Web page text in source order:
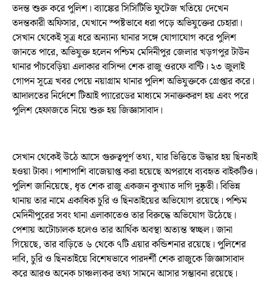
তদন্ত শুরু করে পুলিশ। ব্যাঙ্কের সিসিটিভি ফুটেজ খতিয়ে দেখেন
তদন্তকারী অফিসার, যেখানে স্পষ্টভাবে ধরা পড়ে অভিযুক্তের চেহারা।
সেখান থেকেই সূত্র ধরে অন্যান্য থানার সঙ্গে যোগাযোগ করে পুলিশ
জানতে পারে, অভিযুক্ত হলেন পশ্চিম মেদিনীপুর জেলার খড়গপুর টাউন
থানার পাঁচবেড়িয়া এলাকার বাসিন্দা শেক রাজু ওরফে বান্টি। ২৩ জুলাই
গোপন সূত্রে খবর পেয়ে নয়াগ্রাম থানার পুলিশ অভিযুক্তকে গ্রেপ্তার করে।
আদালতের নির্দেশে টিআই প্যারেডের মাধ্যমে সনাক্তকরণ হয় এবং পরে
পুলিশ হেফাজতে নিয়ে শুরু হয় জিজ্ঞাসাবাদ।
সেখান থেকেই উঠে আসে গুরুত্বপূর্ণ তথ্য, যার ভিত্তিতে উদ্ধার হয় ছিনতাই
হওয়া টাকা। পাশাপাশি বাজেয়াপ্ত করা হয়েছে অপরাধে ব্যবহৃত বাইকটিও।
পুলিশ জানিয়েছে, ধৃত শেক রাজু একজন কুখ্যাত দাগি দুষ্কৃতী। বিভিন্ন
থানায় তার নামে একাধিক চুরি ও ছিনতাইয়ের অভিযোগ রয়েছে। পশ্চিম
মেদিনীপুরের সবং থানা এলাকাতেও তার বিরুদ্ধে অভিযোগ উঠেছে।
পেশায় অটোচালক হলেও তার আর্থিক অবস্থা অত্যন্ত স্বচ্ছল। জানা
গিয়েছে, তার বাড়িতে ৬ থেকে ৭টি এয়ার কন্ডিশনার রয়েছে। পুলিশের
দাবি, চুরি ও ছিনতাইয়ে বিশেষভাবে পারদর্শী শেক রাজুকে জিজ্ঞাসাবাদ
করে আরও অনেক চাঞ্চল্যকর তথ্য সামনে আসার সম্ভাবনা রয়েছে।